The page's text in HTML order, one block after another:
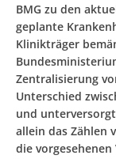
BMG zu den
geplante
Klinikträger
Zentralisierung
Unterschied
und
allein das Zählen
die